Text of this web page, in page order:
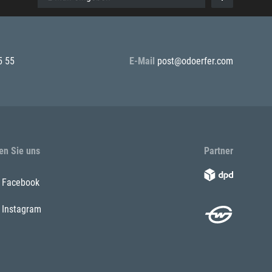
55 E-Mail post@odoerfer.com
Sie uns
Facebook
Instagram
Partner